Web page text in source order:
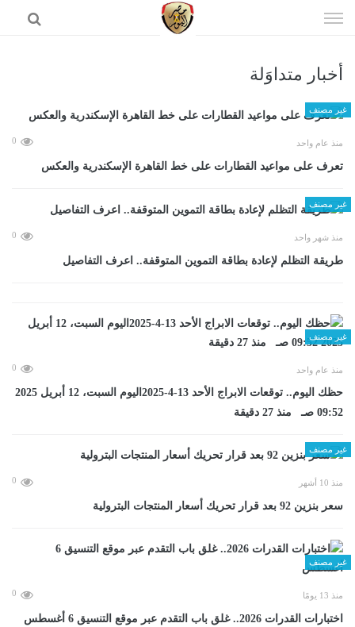
الى
أخبار متداوَلة
غير مصنف
منذ عام واحد 0
تعرف على مواعيد القطارات على خط القاهرة الإسكندرية والعكس
غير مصنف
منذ شهر واحد 0
طريقة التظلم لإعادة بطاقة التموين المتوقفة.. اعرف التفاصيل
غير مصنف
منذ عام واحد 0
حظك اليوم.. توقعات الابراج الأحد 13-4-2025اليوم السبت، 12 أبريل 2025
09:52 صـ منذ 27 دقيقة
غير مصنف
منذ 10 أشهر 0
سعر بنزين 92 بعد قرار تحريك أسعار المنتجات البترولية
غير مصنف
منذ 13 يومًا 0
اختبارات القدرات 2026.. غلق باب التقدم عبر موقع التنسيق 6 أغسطس